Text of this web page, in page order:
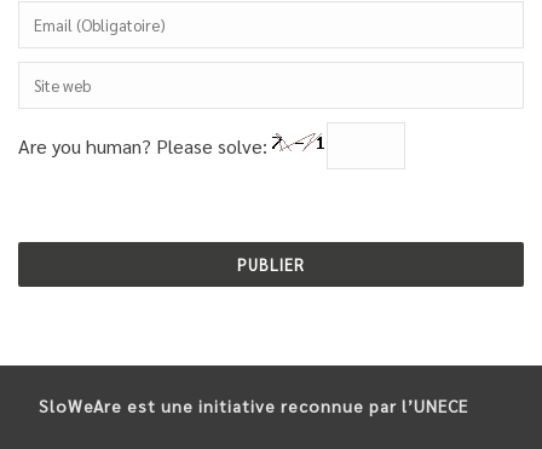
Are you human? Please solve:
SloWeAre est une initiative reconnue par l’UNECE